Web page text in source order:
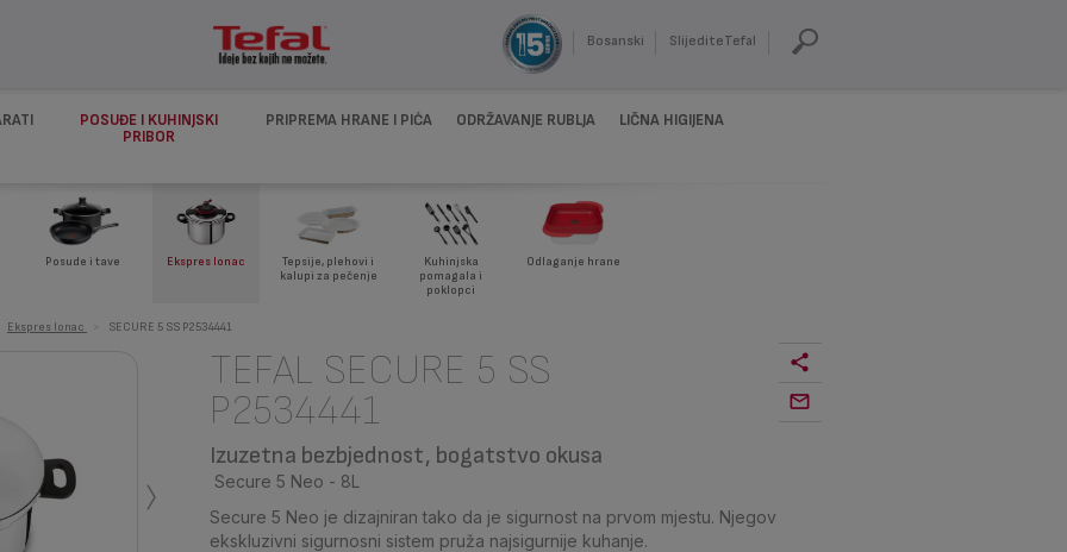
Bosanski SlijediteTefal
POSUĐE I KUHINJSKI
PRIBOR
PRIPREMA HRANE I PIĆA ODRŽAVANJE RUBLJA LIČNA HIGIJENA
Posude i tave Ekspres lonac
Tepsije, plehovi i
kalupi za pečenje
Kuhinjska
pomagala i
poklopci
Odlaganje hrane
Ekspres lonac SECURE 5 SS P2534441
›
TEFAL SECURE 5 SS
P2534441
Izuzetna bezbjednost, bogatstvo okusa
Secure 5 Neo - 8L
Secure 5 Neo je dizajniran tako da je sigurnost na prvom mjestu. Njegov
ekskluzivni sigurnosni sistem pruža najsigurnije kuhanje.